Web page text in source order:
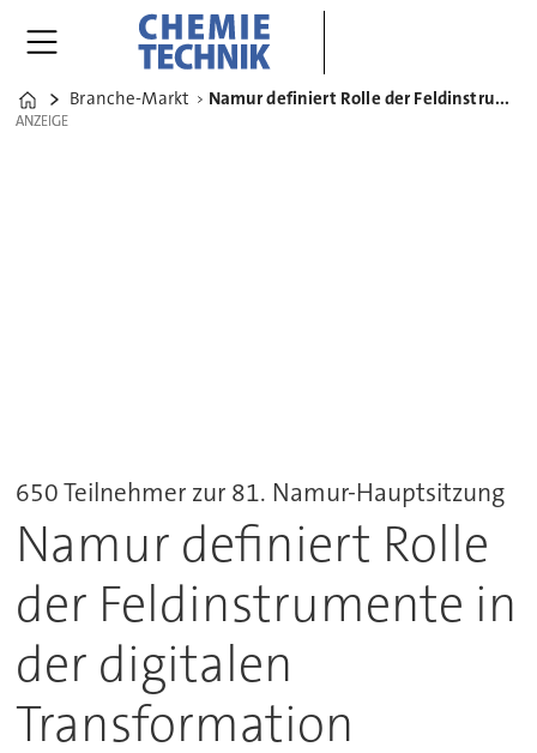
Home
Branche-Markt Namur definiert Rolle der Feldinstrumente in der digitalen Transformation
ANZEIGE
ANZEIGE
650 Teilnehmer zur 81. Namur-Hauptsitzung
Namur definiert Rolle
der Feldinstrumente in
der digitalen
Transformation